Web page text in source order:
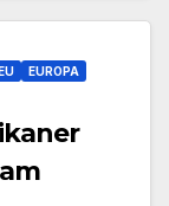
EUROPA